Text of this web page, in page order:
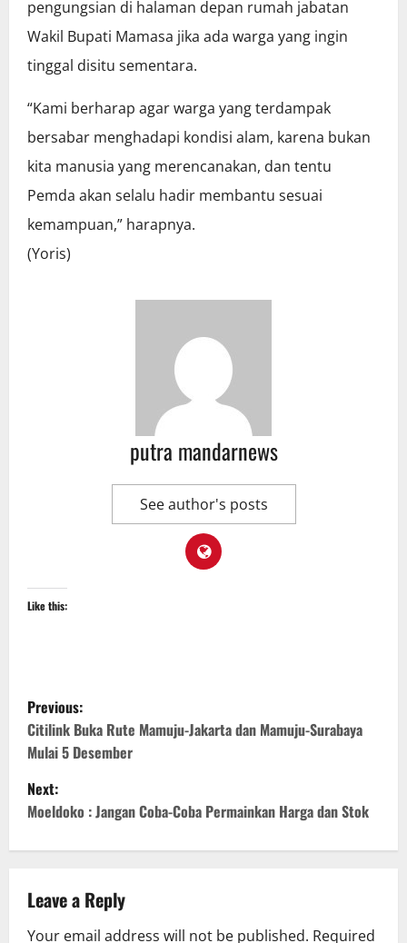
pengungsian di halaman depan rumah jabatan
Wakil Bupati Mamasa jika ada warga yang ingin
tinggal disitu sementara.
“Kami berharap agar warga yang terdampak
bersabar menghadapi kondisi alam, karena bukan
kita manusia yang merencanakan, dan tentu
Pemda akan selalu hadir membantu sesuai
kemampuan,” harapnya.
(Yoris)
putra mandarnews
See author's posts
Like this:
P
o
s
t
n
a
v
Previous:
Citilink Buka Rute Mamuju-Jakarta dan Mamuju-Surabaya
Mulai 5 Desember
Next:
Moeldoko : Jangan Coba-Coba Permainkan Harga dan Stok
Leave a Reply
Your email address will not be published. Required